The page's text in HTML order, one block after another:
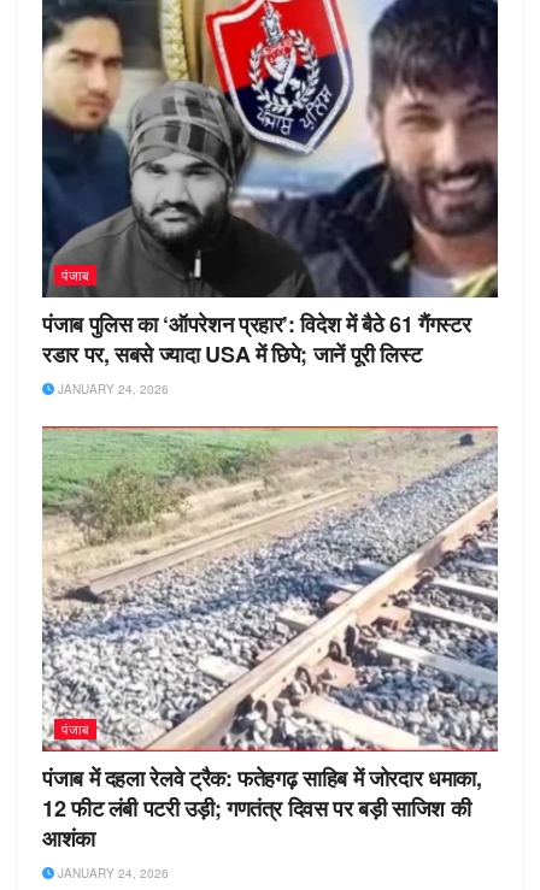
पंजाब
पंजाब पुलिस का ‘ऑपरेशन प्रहार’: विदेश में बैठे 61 गैंगस्टर
रडार पर, सबसे ज्यादा USA में छिपे; जानें पूरी लिस्ट
JANUARY 24, 2026
पंजाब
पंजाब में दहला रेलवे ट्रैक: फतेहगढ़ साहिब में जोरदार धमाका,
12 फीट लंबी पटरी उड़ी; गणतंत्र दिवस पर बड़ी साजिश की
आशंका
JANUARY 24, 2026